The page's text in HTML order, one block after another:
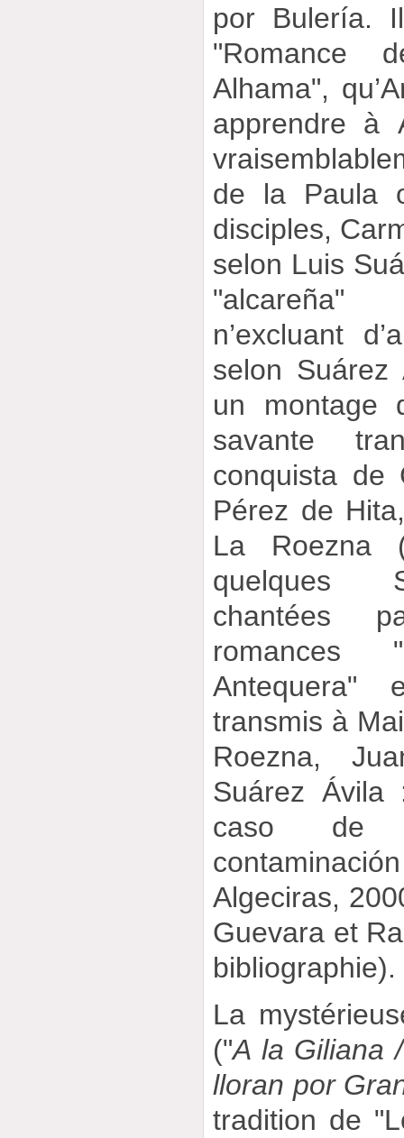
por Bulería.
"Romance
Alhama",
apprendre à
de la Paula
disciples,
selon Luis
n’excluant
selon
un montage
savante
conquista de
Pérez de
La Roezna
quelques
chantées
Antequera"
transmis à
Roezna,
Suárez
caso de
Algeciras,
Guevara et
bibliographie).
La
("A la Giliana
lloran por
tradition de